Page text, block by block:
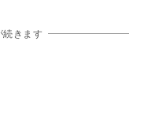
きます